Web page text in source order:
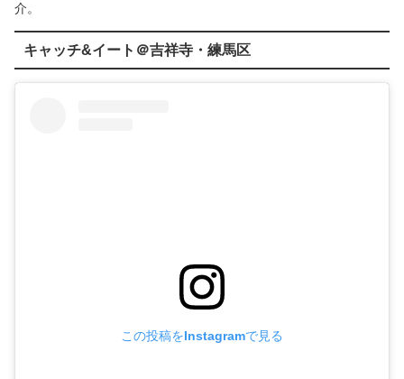
介。
キャッチ&イート＠吉祥寺・練馬区
この投稿をInstagramで見る